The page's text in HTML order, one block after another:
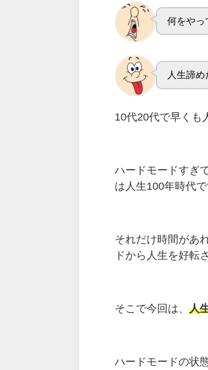
何をやっ
人生諦
10代20代で早くも
ハードモードすぎ
は人生100年時代で
それだけ時間があ
ドから人生を好転
そこで今回は、人
ハードモードの状